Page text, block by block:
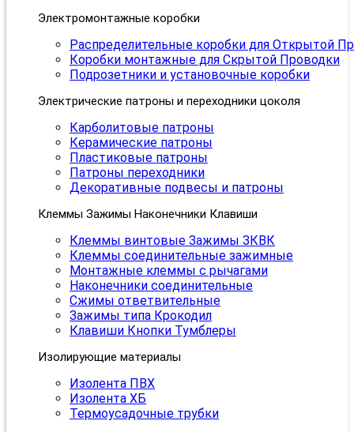
Электромонтажные коробки
Распределительные коробки для Открытой
Коробки монтажные для Скрытой Проводки
Подрозетники и установочные коробки
Электрические патроны и переходники цоколя
Карболитовые патроны
Керамические патроны
Пластиковые патроны
Патроны переходники
Декоративные подвесы и патроны
Клеммы Зажимы Наконечники Клавиши
Клеммы винтовые Зажимы ЗКВК
Клеммы соединительные зажимные
Монтажные клеммы с рычагами
Наконечники соединительные
Сжимы ответвительные
Зажимы типа Крокодил
Клавиши Кнопки Тумблеры
Изолирующие материалы
Изолента ПВХ
Изолента ХБ
Термоусадочные трубки